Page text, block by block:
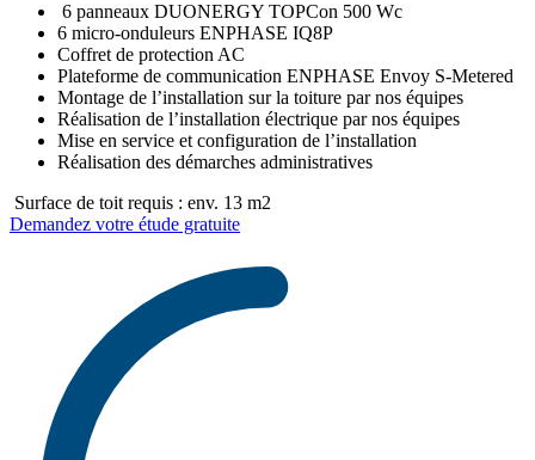
6 panneaux DUONERGY TOPCon 500 Wc
6 micro-onduleurs ENPHASE IQ8P
Coffret de protection AC
Plateforme de communication ENPHASE Envoy S-Metered
Montage de l’installation sur la toiture par nos équipes
Réalisation de l’installation électrique par nos équipes
Mise en service et configuration de l’installation
Réalisation des démarches administratives
Surface de toit requis : env. 13 m2
Demandez votre étude gratuite